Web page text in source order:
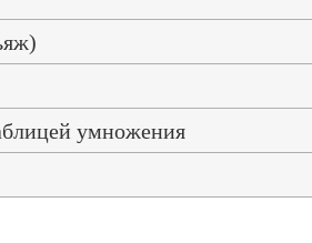
умножения